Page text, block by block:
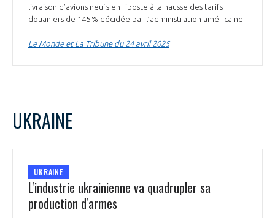
livraison d’avions neufs en riposte à la hausse des tarifs
douaniers de 145 % décidée par l’administration américaine.
Le Monde et La Tribune du 24 avril 2025
UKRAINE
UKRAINE
L'industrie ukrainienne va quadrupler sa
production d'armes